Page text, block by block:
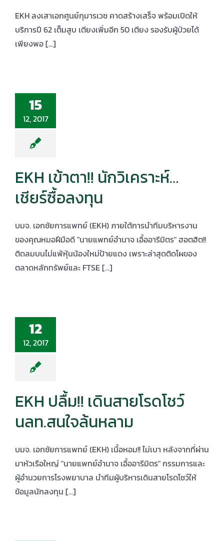
EKH ลงเสาเอกศูนย์กุมารเวช คาดสร้างเสร็จ พร้อมเปิดให้
บริการปี 62 เต็มสูบ เตียงเพิ่มอีก 50 เตียง รองรับผู้ป่วยได้
เพียงพอ [...]
15
12, 2017
EKH เข้าตา!! นักวิเคราะห์…
เชียร์ซื้อลงทุน
บมจ. เอกชัยการแพทย์ (EKH) ภายใต้การนำทีมบริหารงาน
ของคุณหมอฝีมือดี "นายแพทย์อำนาจ เอื้ออารีมิตร" ฮอตฮิต!!
ติดลมบนไม่แพ้หุ้นน้องใหม่ป้ายแดง เพราะล่าสุดติดโผของ
ตลาดหลักทรัพย์และ FTSE [...]
12
12, 2017
EKH ปลื้ม!! เดินสายโรดโชว์
นลท.สนใจล้นหลาม
บมจ. เอกชัยการแพทย์ (EKH) เนื้อหอม!! ไม่เบา หลังจากที่ผ่าน
มาหัวเรือใหญ่ "นายแพทย์อำนาจ เอื้ออารีมิตร" กรรมการและ
ผู้อำนวยการโรงพยาบาล นำทีมผู้บริหารเดินสายโรดโชว์ให้
ข้อมูลนักลงทุน [...]